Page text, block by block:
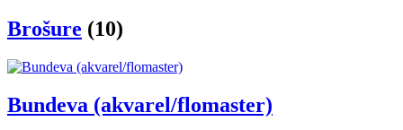
Brošure (10)
Bundeva (akvarel/flomaster)